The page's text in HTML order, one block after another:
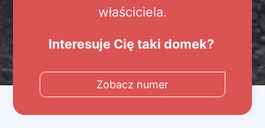
właściciela.
Interesuje Cię taki domek?
Zobacz numer